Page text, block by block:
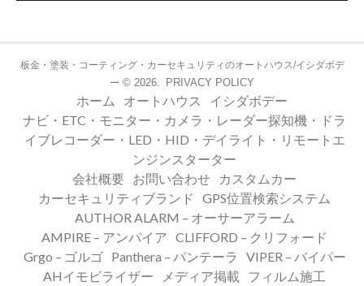
板金・塗装・コーティング・カーセキュリティのオートハウス/イシダボデ
ー © 2026. PRIVACY POLICY
ホーム オートハウス
イシダボデー
ナビ・ETC・モニター・カメラ・レーダー探知機・ドラ
イブレコーダー・LED・HID・デイライト・リモートエ
ンジンスターター
会社概要 お問い合わせ
カスタムカー
カーセキュリティブランド
GPS位置検索システム
AUTHOR ALARM – オーサーアラーム
AMPIRE – アンパイア CLIFFORD – クリフォード
Grgo – ゴルゴ
Panthera – パンテーラ
VIPER – バイパー
AHイモビライザー
メディア掲載 フィルム施工